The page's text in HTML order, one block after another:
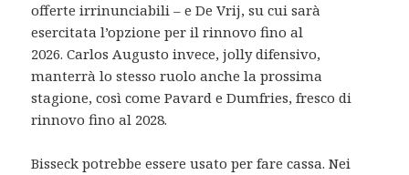
offerte irrinunciabili – e De Vrij, su cui sarà
esercitata l’opzione per il rinnovo fino al
2026. Carlos Augusto invece, jolly difensivo,
manterrà lo stesso ruolo anche la prossima
stagione, così come Pavard e Dumfries, fresco di
rinnovo fino al 2028.
Bisseck potrebbe essere usato per fare cassa. Nei